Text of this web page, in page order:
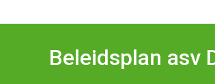
Beleidsplan asv